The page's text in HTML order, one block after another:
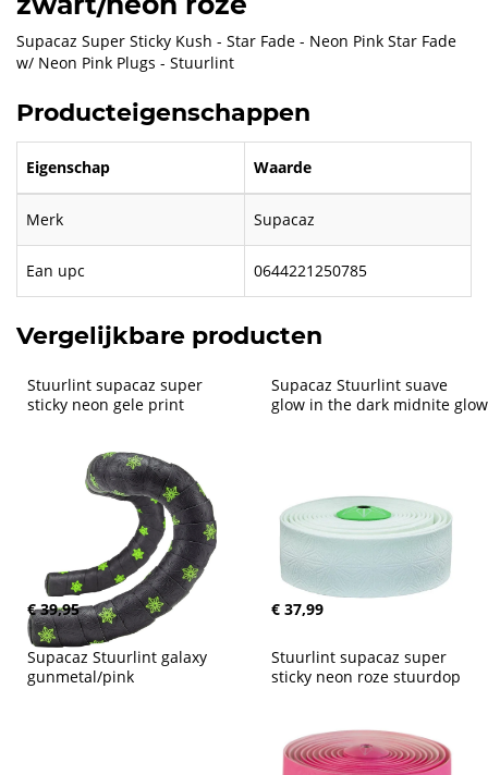
Supacaz Super Sticky Kush - Star Fade - Neon Pink Star Fade
w/ Neon Pink Plugs - Stuurlint
Producteigenschappen
Eigenschap Waarde
Merk Supacaz
Ean upc 0644221250785
Vergelijkbare producten
Stuurlint supacaz super
sticky neon gele print
€ 39,95
Supacaz Stuurlint suave
glow in the dark midnite glow
€ 37,99
Supacaz Stuurlint galaxy
gunmetal/pink
Stuurlint supacaz super
sticky neon roze stuurdop